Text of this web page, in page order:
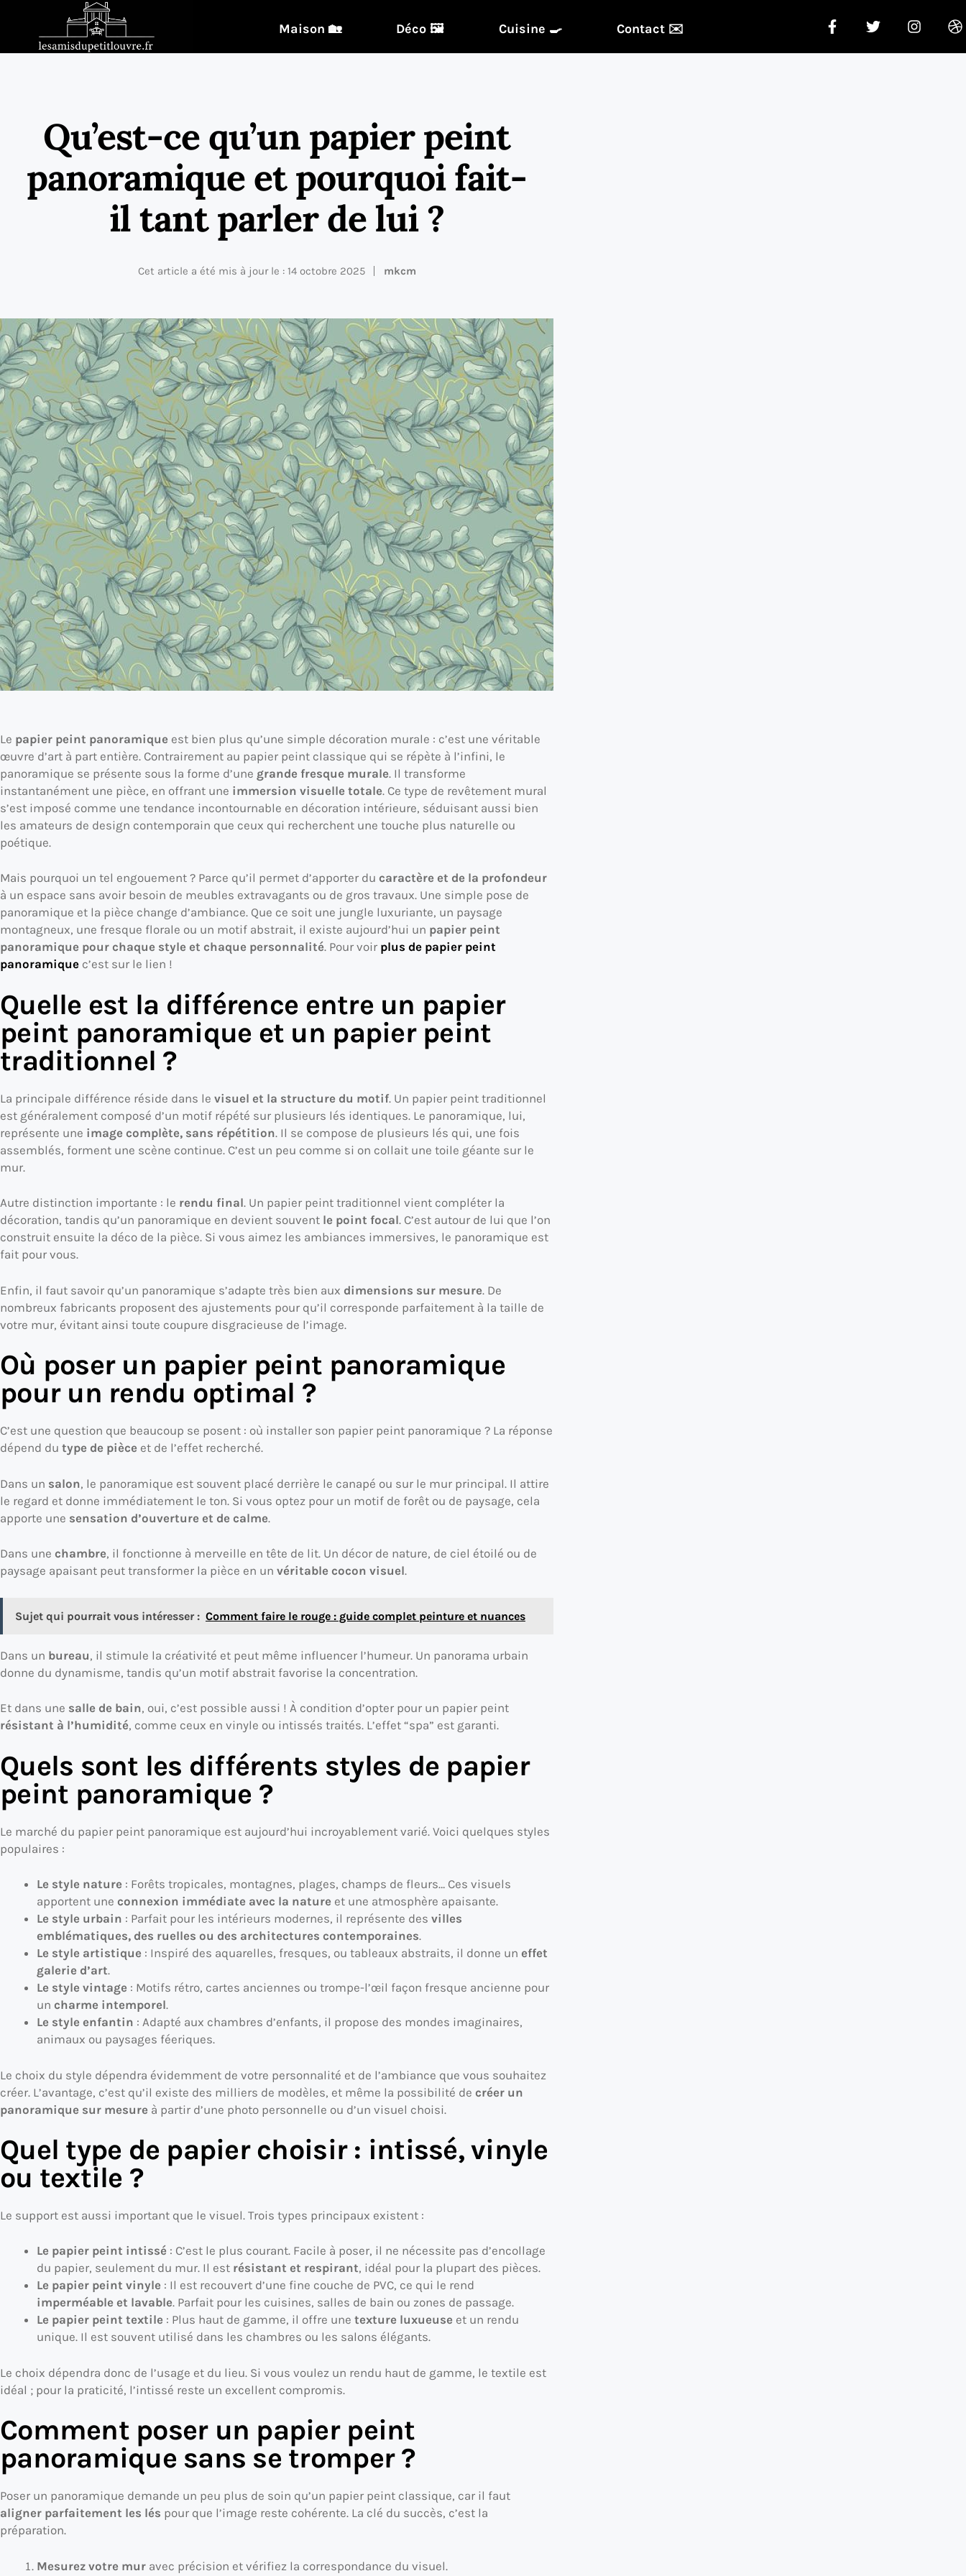
Maison 🏡 Déco 🖼️ Cuisine 🍳 Contact ✉️
Qu’est-ce qu’un papier peint
panoramique et pourquoi fait-
il tant parler de lui ?
Cet article a été mis à jour le : 14 octobre 2025 mkcm
Le papier peint panoramique est bien plus qu’une simple décoration murale : c’est une véritable
œuvre d’art à part entière. Contrairement au papier peint classique qui se répète à l’infini, le
panoramique se présente sous la forme d’une grande fresque murale. Il transforme
instantanément une pièce, en offrant une immersion visuelle totale. Ce type de revêtement mural
s’est imposé comme une tendance incontournable en décoration intérieure, séduisant aussi bien
les amateurs de design contemporain que ceux qui recherchent une touche plus naturelle ou
poétique.
Mais pourquoi un tel engouement ? Parce qu’il permet d’apporter du caractère et de la profondeur
à un espace sans avoir besoin de meubles extravagants ou de gros travaux. Une simple pose de
panoramique et la pièce change d’ambiance. Que ce soit une jungle luxuriante, un paysage
montagneux, une fresque florale ou un motif abstrait, il existe aujourd’hui un papier peint
panoramique pour chaque style et chaque personnalité. Pour voir plus de papier peint
panoramique c’est sur le lien !
Quelle est la différence entre un papier
peint panoramique et un papier peint
traditionnel ?
La principale différence réside dans le visuel et la structure du motif. Un papier peint traditionnel
est généralement composé d’un motif répété sur plusieurs lés identiques. Le panoramique, lui,
représente une image complète, sans répétition. Il se compose de plusieurs lés qui, une fois
assemblés, forment une scène continue. C’est un peu comme si on collait une toile géante sur le
mur.
Autre distinction importante : le rendu final. Un papier peint traditionnel vient compléter la
décoration, tandis qu’un panoramique en devient souvent le point focal. C’est autour de lui que l’on
construit ensuite la déco de la pièce. Si vous aimez les ambiances immersives, le panoramique est
fait pour vous.
Enfin, il faut savoir qu’un panoramique s’adapte très bien aux dimensions sur mesure. De
nombreux fabricants proposent des ajustements pour qu’il corresponde parfaitement à la taille de
votre mur, évitant ainsi toute coupure disgracieuse de l’image.
Où poser un papier peint panoramique
pour un rendu optimal ?
C’est une question que beaucoup se posent : où installer son papier peint panoramique ? La réponse
dépend du type de pièce et de l’effet recherché.
Dans un salon, le panoramique est souvent placé derrière le canapé ou sur le mur principal. Il attire
le regard et donne immédiatement le ton. Si vous optez pour un motif de forêt ou de paysage, cela
apporte une sensation d’ouverture et de calme.
Dans une chambre, il fonctionne à merveille en tête de lit. Un décor de nature, de ciel étoilé ou de
paysage apaisant peut transformer la pièce en un véritable cocon visuel.
Sujet qui pourrait vous intéresser : Comment faire le rouge : guide complet peinture et nuances
Dans un bureau, il stimule la créativité et peut même influencer l’humeur. Un panorama urbain
donne du dynamisme, tandis qu’un motif abstrait favorise la concentration.
Et dans une salle de bain, oui, c’est possible aussi ! À condition d’opter pour un papier peint
résistant à l’humidité, comme ceux en vinyle ou intissés traités. L’effet “spa” est garanti.
Quels sont les différents styles de papier
peint panoramique ?
Le marché du papier peint panoramique est aujourd’hui incroyablement varié. Voici quelques styles
populaires :
Le style nature: Forêts tropicales, montagnes, plages, champs de fleurs… Ces visuels
apportent une connexion immédiate avec la natureet une atmosphère apaisante.
Le style urbain : Parfait pour les intérieurs modernes, il représente des villes
emblématiques, des ruelles ou des architectures contemporaines.
Le style artistique: Inspiré des aquarelles, fresques, ou tableaux abstraits, il donne un effet
galerie d’art.
Le style vintage: Motifs rétro, cartes anciennes ou trompe-l’œil façon fresque ancienne pour
un charme intemporel.
Le style enfantin : Adapté aux chambres d’enfants, il propose des mondes imaginaires,
animaux ou paysages féeriques.
Le choix du style dépendra évidemment de votre personnalité et de l’ambiance que vous souhaitez
créer. L’avantage, c’est qu’il existe des milliers de modèles, et même la possibilité de créer un
panoramique sur mesure à partir d’une photo personnelle ou d’un visuel choisi.
Quel type de papier choisir : intissé, vinyle
ou textile ?
Le support est aussi important que le visuel. Trois types principaux existent :
Le papier peint intissé: C’est le plus courant. Facile à poser, il ne nécessite pas d’encollage
du papier, seulement du mur. Il est résistant et respirant, idéal pour la plupart des pièces.
Le papier peint vinyle: Il est recouvert d’une fine couche de PVC, ce qui le rend
imperméable et lavable. Parfait pour les cuisines, salles de bain ou zones de passage.
Le papier peint textile: Plus haut de gamme, il offre une texture luxueuseet un rendu
unique. Il est souvent utilisé dans les chambres ou les salons élégants.
Le choix dépendra donc de l’usage et du lieu. Si vous voulez un rendu haut de gamme, le textile est
idéal ; pour la praticité, l’intissé reste un excellent compromis.
Comment poser un papier peint
panoramique sans se tromper ?
Poser un panoramique demande un peu plus de soin qu’un papier peint classique, car il faut
aligner parfaitement les lés pour que l’image reste cohérente. La clé du succès, c’est la
préparation.
Mesurez votre muravec précision et vérifiez la correspondance du visuel.